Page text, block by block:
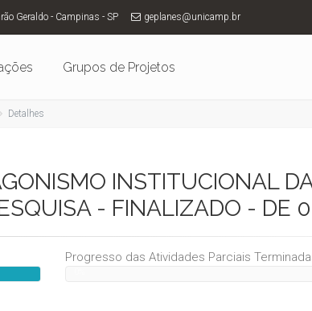
Geraldo - Campinas - SP geplanes@unicamp.br
Grupos de Projetos
Detalhes
INSTITUCIONAL
- FINALIZADO -
Progresso das Atividades Parciais